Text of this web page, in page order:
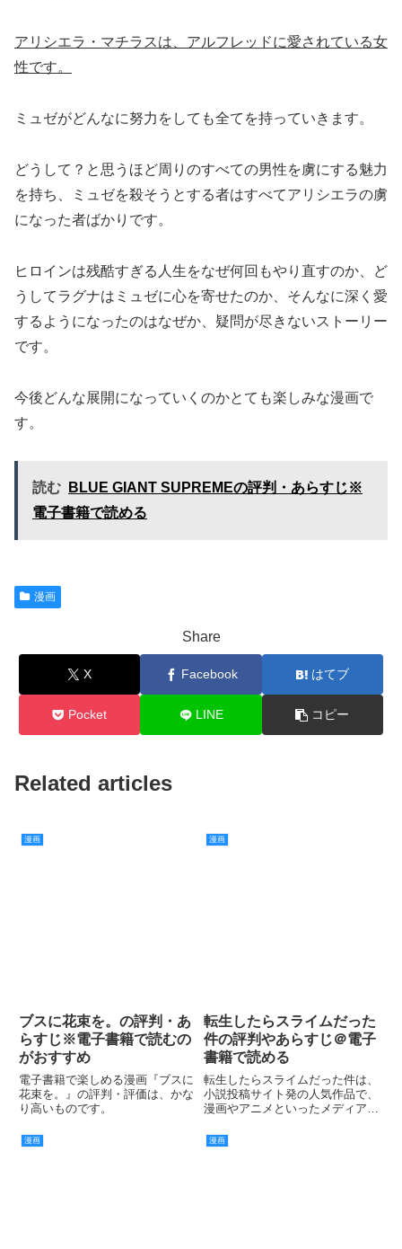
アリシエラ・マチラスは、アルフレッドに愛されている女
性です。
ミュゼがどんなに努力をしても全てを持っていきます。
どうして？と思うほど周りのすべての男性を虜にする魅力
を持ち、ミュゼを殺そうとする者はすべてアリシエラの虜
になった者ばかりです。
ヒロインは残酷すぎる人生をなぜ何回もやり直すのか、ど
うしてラグナはミュゼに心を寄せたのか、そんなに深く愛
するようになったのはなぜか、疑問が尽きないストーリー
です。
今後どんな展開になっていくのかとても楽しみな漫画で
す。
読む
BLUE GIANT SUPREMEの評判・あらすじ※
電子書籍で読める
漫画
Share
X Facebook はてブ
Pocket LINE コピー
Related articles
漫画
ブスに花束を。の評判・あ
らすじ※電子書籍で読むの
がおすすめ
電子書籍で楽しめる漫画『ブスに
花束を。』の評判・評価は、かな
り高いものです。
漫画
転生したらスライムだった
件の評判やあらすじ＠電子
書籍で読める
転生したらスライムだった件は、
小説投稿サイト発の人気作品で、
漫画やアニメといったメディアミ
とからも人気の高さが窺えます。
漫画 漫画